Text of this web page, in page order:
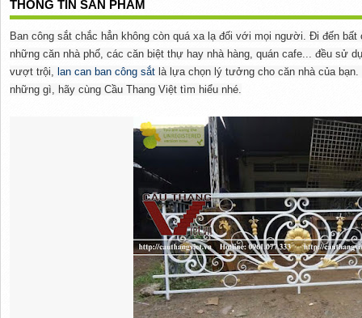
THÔNG TIN SẢN PHẨM
Ban công sắt chắc hẳn không còn quá xa lạ đối với mọi người. Đi đến
những căn nhà phố, các căn biệt thự hay nhà hàng, quán cafe... đều sử
vượt trội,
lan can ban công sắtlà lựa chọn lý tưởng cho căn nhà của
những gì, hãy cùng Cầu Thang Việt tìm hiểu nhé.